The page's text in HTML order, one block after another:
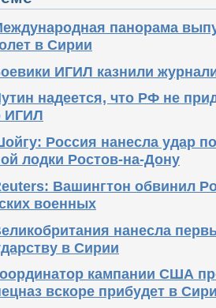
панорама
в Сирии
ИГИЛ казнили
надеется, что РФ не
ИГИЛ
Россия нанесла удар
лодки Ростов-на-Дону
Вашингтон обвинил
военных
нанесла
в Сирии
кампании США
вскоре прибудет в